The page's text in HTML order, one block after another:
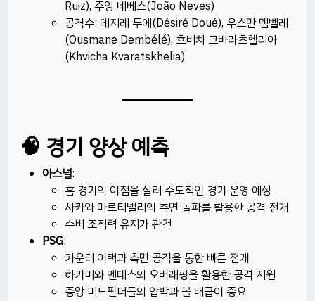
Ruiz), 주앙 네베스(João Neves)
공격수: 데지레 두에(Désiré Doué), 우스만 뎀벨레
(Ousmane Dembélé), 흐비차 크바라츠헬리아
(Khvicha Kvaratskhelia)
🧠 경기 양상 예측
아스널:
홈 경기의 이점을 살려 주도적인 경기 운영 예상
사카와 마르티넬리의 측면 돌파를 활용한 공격 전개
수비 조직력 유지가 관건​
PSG:
카운터 어택과 측면 공격을 통한 빠른 전개
하키미와 멘데스의 오버래핑을 활용한 공격 지원
중앙 미드필더들의 압박과 볼 배급이 중요​